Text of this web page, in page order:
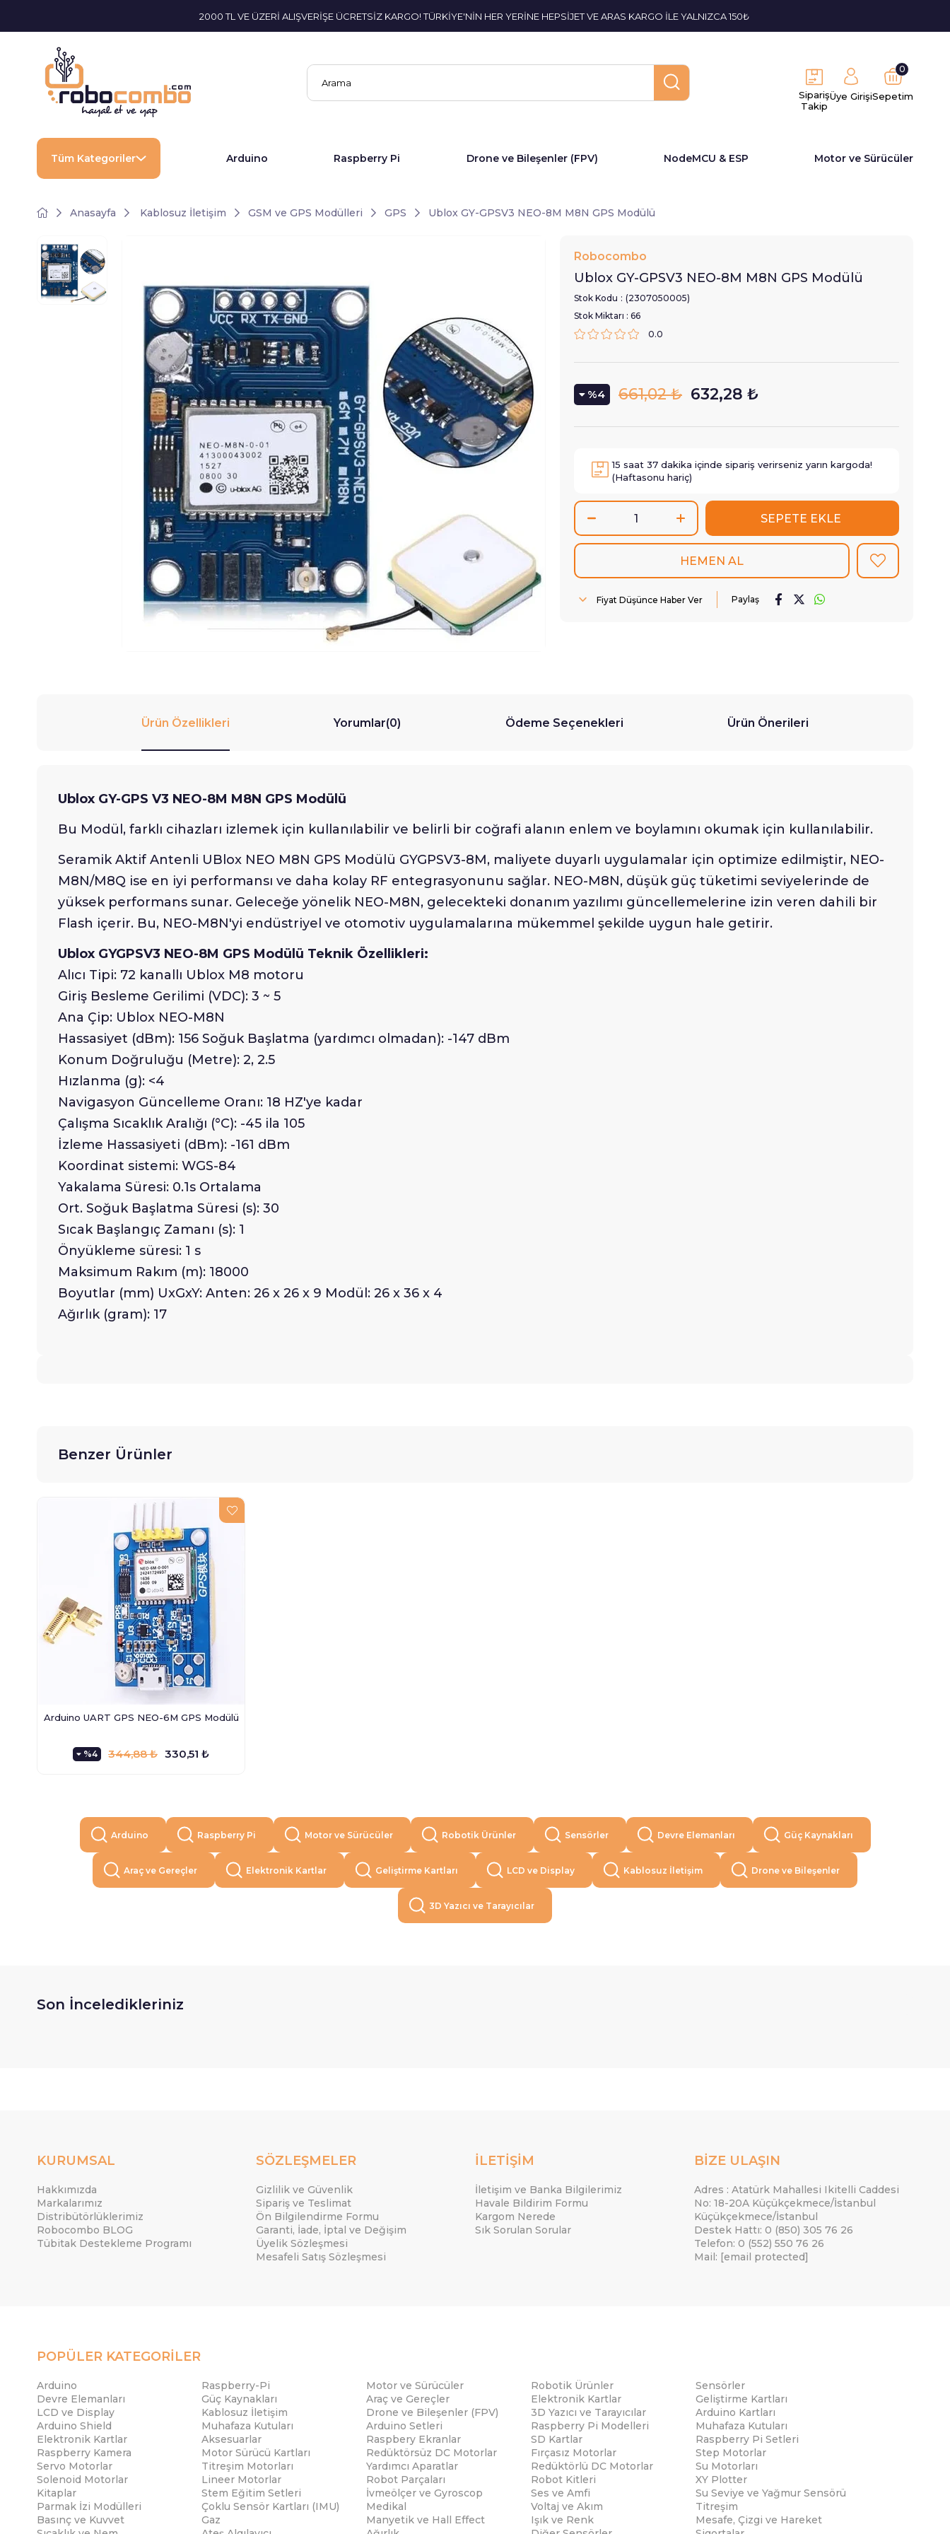
2000 TL VE ÜZERİ ALIŞVERİŞE ÜCRETSİZ KARGO! TÜRKİYE'NİN HER YERİNE HEPSİJET VE ARAS KARGO İLE YALNIZCA 150₺
Sipariş
Takip
Üye GirişiSepetim
0
Tüm Kategoriler Arduino Raspberry Pi Drone ve Bileşenler (FPV) NodeMCU & ESP Motor ve Sürücüler
Anasayfa Kablosuz İletişim GSM ve GPS Modülleri GPS Ublox GY-GPSV3 NEO-8M M8N GPS Modülü
Robocombo
Ublox GY-GPSV3 NEO-8M M8N GPS Modülü
Stok Kodu
(2307050005)
Stok Miktarı : 66
0.0
4 661,02 ₺ 632,28 ₺
15 saat 37 dakika içinde sipariş verirseniz yarın kargoda!
(Haftasonu hariç)
Fiyat Düşünce Haber Ver Paylaş
Ürün Özellikleri Yorumlar(0) Ödeme Seçenekleri Ürün Önerileri
Ublox GY-GPS V3 NEO-8M M8N GPS Modülü
Bu Modül, farklı cihazları izlemek için kullanılabilir ve belirli bir coğrafi alanın enlem ve boylamını okumak için kullanılabilir.
Seramik Aktif Antenli UBlox NEO M8N GPS Modülü GYGPSV3-8M, maliyete duyarlı uygulamalar için optimize edilmiştir, NEO-
M8N/M8Q ise en iyi performansı ve daha kolay RF entegrasyonunu sağlar. NEO-M8N, düşük güç tüketimi seviyelerinde de
yüksek performans sunar. Geleceğe yönelik NEO-M8N, gelecekteki donanım yazılımı güncellemelerine izin veren dahili bir
Flash içerir. Bu, NEO-M8N'yi endüstriyel ve otomotiv uygulamalarına mükemmel şekilde uygun hale getirir.
Ublox GYGPSV3 NEO-8M GPS Modülü Teknik Özellikleri:
Alıcı Tipi: 72 kanallı Ublox M8 motoru
Giriş Besleme Gerilimi (VDC): 3 ~ 5
Ana Çip: Ublox NEO-M8N
Hassasiyet (dBm): 156 Soğuk Başlatma (yardımcı olmadan): -147 dBm
Konum Doğruluğu (Metre): 2, 2.5
Hızlanma (g): <4
Navigasyon Güncelleme Oranı: 18 HZ'ye kadar
Çalışma Sıcaklık Aralığı (°C): -45 ila 105
İzleme Hassasiyeti (dBm): -161 dBm
Koordinat sistemi: WGS-84
Yakalama Süresi: 0.1s Ortalama
Ort. Soğuk Başlatma Süresi (s): 30
Sıcak Başlangıç ​​Zamanı (s): 1
Önyükleme süresi: 1 s
Maksimum Rakım (m): 18000
Boyutlar (mm) UxGxY: Anten: 26 x 26 x 9 Modül: 26 x 36 x 4
Ağırlık (gram): 17
Benzer Ürünler
Arduino UART GPS NEO-6M GPS Modülü
%4 330,51 ₺
344,88 ₺
Arduino Raspberry Pi Motor ve Sürücüler Robotik Ürünler Sensörler Devre Elemanları Güç Kaynakları
Araç ve Gereçler Elektronik Kartlar Geliştirme Kartları LCD ve Display Kablosuz İletişim Drone ve Bileşenler
3D Yazıcı ve Tarayıcılar
Son İnceledikleriniz
KURUMSAL
Hakkımızda
Markalarımız
Distribütörlüklerimiz
Robocombo BLOG
Tübitak Destekleme Programı
SÖZLEŞMELER
Gizlilik ve Güvenlik
Sipariş ve Teslimat
Ön Bilgilendirme Formu
Garanti, İade, İptal ve Değişim
Üyelik Sözleşmesi
Mesafeli Satış Sözleşmesi
İLETİŞİM
İletişim ve Banka Bilgilerimiz
Havale Bildirim Formu
Kargom Nerede
Sık Sorulan Sorular
BİZE ULAŞIN
Adres : Atatürk Mahallesi Ikitelli Caddesi
No: 18-20A Küçükçekmece/İstanbul
Küçükçekmece/İstanbul
Destek Hattı: 0 (850) 305 76 26
Telefon: 0 (552) 550 76 26
Mail: [email protected]
POPÜLER KATEGORİLER
Arduino Raspberry-Pi Motor ve Sürücüler Robotik Ürünler
Sensörler
Devre Elemanları
Güç Kaynakları Araç ve Gereçler Elektronik Kartlar
Geliştirme Kartları
LCD ve Display
Kablosuz İletişim Drone ve Bileşenler (FPV) 3D Yazıcı ve Tarayıcılar
Arduino Kartları
Arduino Shield
Muhafaza Kutuları Arduino Setleri Raspberry Pi Modelleri
Muhafaza Kutuları
Elektronik Kartlar
Aksesuarlar Raspbery Ekranlar SD Kartlar
Raspberry Pi Setleri
Raspberry Kamera
Motor Sürücü Kartları Redüktörsüz DC Motorlar Fırçasız Motorlar
Step Motorlar
Servo Motorlar
Titreşim Motorları Yardımcı Aparatlar Redüktörlü DC Motorlar
Su Motorları
Solenoid Motorlar
Lineer Motorlar Robot Parçaları Robot Kitleri
XY Plotter
Kitaplar
Stem Eğitim Setleri İvmeölçer ve Gyroscop Ses ve Amfi
Su Seviye ve Yağmur Sensörü
Parmak İzi Modülleri
Çoklu Sensör Kartları (IMU) Medikal Voltaj ve Akım
Titreşim
Basınç ve Kuvvet
Gaz Manyetik ve Hall Effect Işık ve Renk
Mesafe, Çizgi ve Hareket